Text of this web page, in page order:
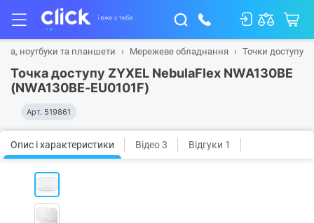
ноутбуки та планшети Мережеве обладнання Точки доступу
Точка доступу ZYXEL NebulaFlex NWA130BE
(NWA130BE-EU0101F)
Арт. 519861
Опис і характеристики Відео 3 Відгуки 1